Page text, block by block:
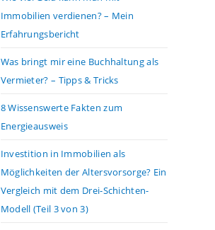
Immobilien verdienen? – Mein
Erfahrungsbericht
Was bringt mir eine Buchhaltung als
Vermieter? – Tipps & Tricks
8 Wissenswerte Fakten zum
Energieausweis
Investition in Immobilien als
Möglichkeiten der Altersvorsorge? Ein
Vergleich mit dem Drei-Schichten-
Modell (Teil 3 von 3)